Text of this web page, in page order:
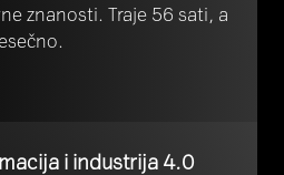
znanosti. Traje 56 sati, a
i industrija 4.0